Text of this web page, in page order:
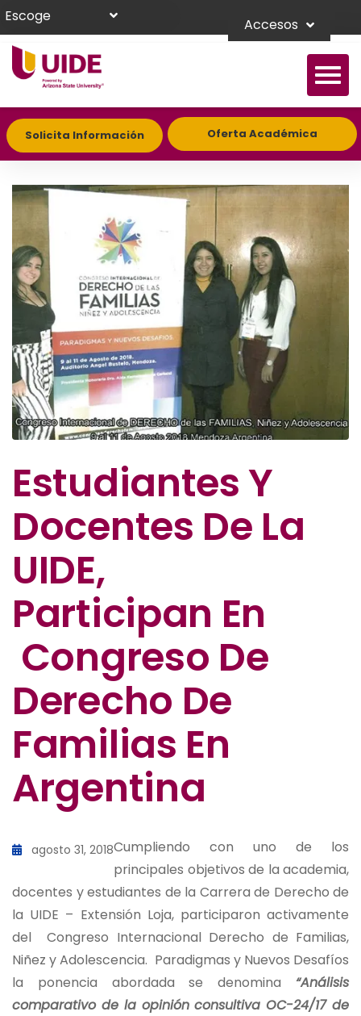
Escoge Accesos
Solicita Información Oferta Académica
Estudiantes Y
Docentes De La
UIDE,
Participan En
Congreso De
Derecho De
Familias En
Argentina
agosto 31, 2018Cumpliendo con uno de los
principales objetivos de la academia,
docentes y estudiantes de la Carrera de Derecho de
la UIDE – Extensión Loja, participaron activamente
del Congreso Internacional Derecho de Familias,
Niñez y Adolescencia. Paradigmas y Nuevos Desafíos
la ponencia abordada se denomina “Análisis
comparativo de la opinión consultiva OC-24/17 de